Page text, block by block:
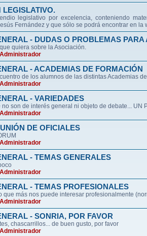
LEGISLATIVO.
legislativo por excelencia, conteniendo
Fernández y que sólo se podrá encontrar en la
- DUDAS O PROBLEMAS PARA
quiera sobre la Asociación.
Administrador
- ACADEMIAS DE FORMACIÓN
de los alumnos de las distintas Academias
Administrador
- VARIEDADES
no son de interés general ni objeto de debate... UN
Administrador
DE OFICIALES
Administrador
- TEMAS GENERALES
Administrador
- TEMAS PROFESIONALES
que más nos puede interesar profesionalmente
Administrador
- SONRIA, POR FAVOR
chascarrillos... de buen gusto, por favor
Administrador